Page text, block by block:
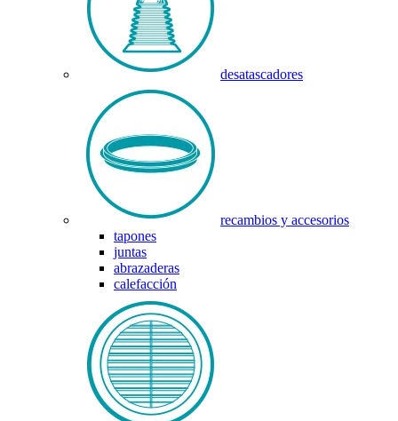
desatascadores
recambios y accesorios
tapones
juntas
abrazaderas
calefacción